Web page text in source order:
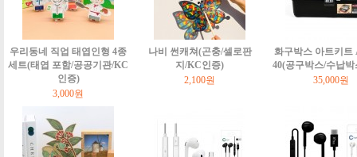
우리동네 직업 태엽인형 4종
세트(태엽 포함/공공기관/KC
인증)
3,000원
나비 썬캐쳐(곤충/셀로판
지/KC인증)
2,100원
화구박스 아트키
40(공구박스/수납
35,000원